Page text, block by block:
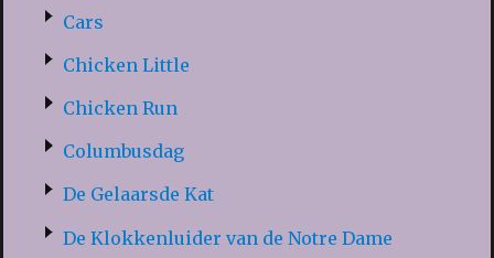
Cars
Chicken Little
Chicken Run
Columbusdag
De Gelaarsde Kat
De Klokkenluider van de Notre Dame